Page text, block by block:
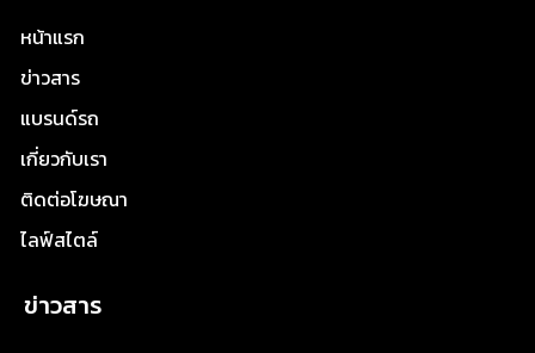
หน้าแรก
ข่าวสาร
แบรนด์รถ
เกี่ยวกับเรา
ติดต่อโฆษณา
ไลฟ์สไตล์
ข่าวสาร